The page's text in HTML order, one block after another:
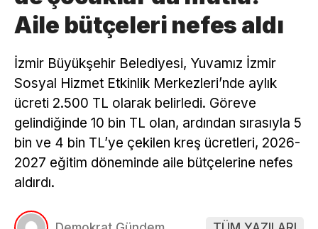
Aile bütçeleri nefes aldı
İzmir Büyükşehir Belediyesi, Yuvamız İzmir
Sosyal Hizmet Etkinlik Merkezleri’nde aylık
ücreti 2.500 TL olarak belirledi. Göreve
gelindiğinde 10 bin TL olan, ardından sırasıyla 5
bin ve 4 bin TL’ye çekilen kreş ücretleri, 2026-
2027 eğitim döneminde aile bütçelerine nefes
aldırdı.